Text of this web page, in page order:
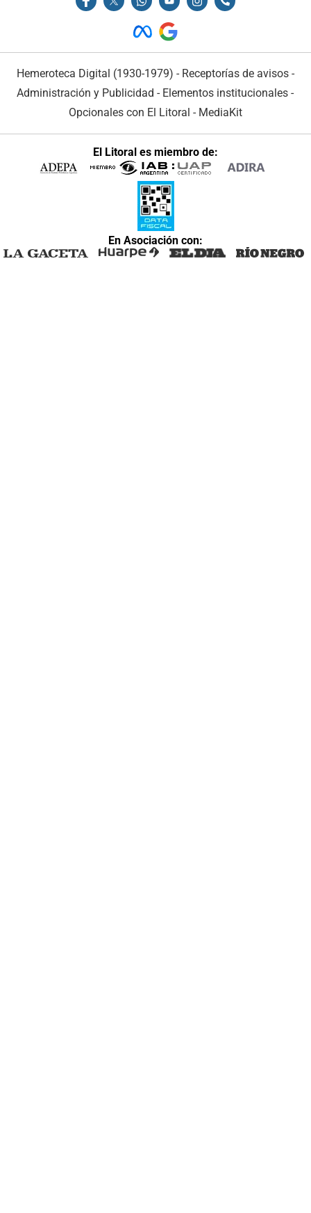
Hemeroteca Digital (1930-1979) - Receptorías de avisos -
Administración y Publicidad - Elementos institucionales -
Opcionales con El Litoral - MediaKit
El Litoral es miembro de:
En Asociación con: